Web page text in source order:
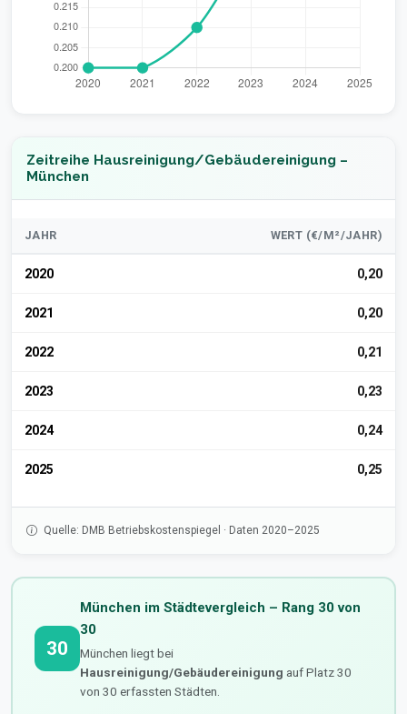
Zeitreihe Hausreinigung/Gebäudereinigung –
München
JAHR WERT (€/M²/JAHR)
2020 0,20
2021 0,20
2022 0,21
2023 0,23
2024 0,24
2025 0,25
Quelle: DMB Betriebskostenspiegel · Daten 2020–2025
30
München im Städtevergleich – Rang 30 von
30
München liegt bei
Hausreinigung/Gebäudereinigung auf Platz 30
von 30 erfassten Städten.